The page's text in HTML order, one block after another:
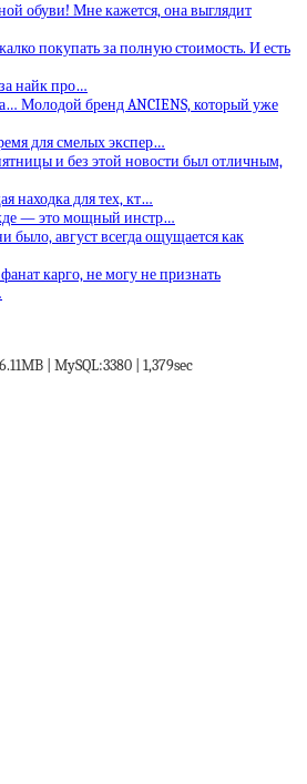
обуви! Мне кажется, она выглядит
покупать за полную стоимость. И есть
найк про…
Молодой бренд ANCIENS, который уже
для смелых экспер…
и без этой новости был отличным,
находка для тех, кт…
— это мощный инстр…
было, август всегда ощущается как
карго, не могу не признать
| MySQL:3380 | 1,379sec